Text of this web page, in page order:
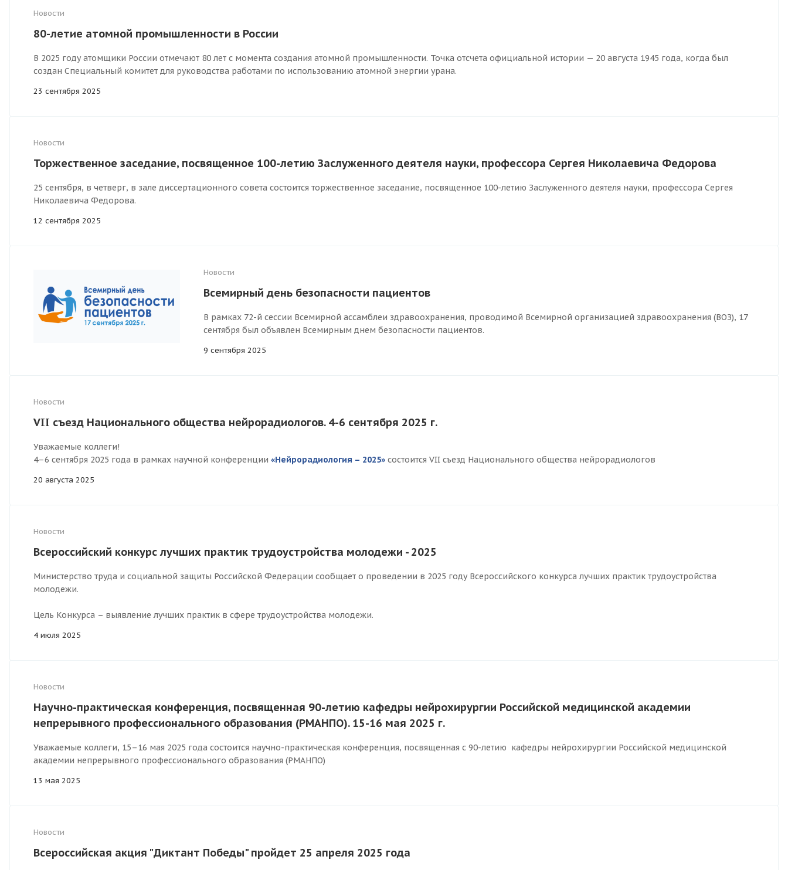
Новости
80-летие атомной промышленности в России
В 2025 году атомщики России отмечают 80 лет с момента создания атомной промышленности. Точка отсчета официальной истории — 20 августа 1945 года, когда был
создан Специальный комитет для руководства работами по использованию атомной энергии урана.
23 сентября 2025
Новости
Торжественное заседание, посвященное 100-летию Заслуженного деятеля науки, профессора Сергея Николаевича Федорова
25 сентября, в четверг, в зале диссертационного совета состоится торжественное заседание, посвященное 100-летию Заслуженного деятеля науки, профессора Сергея
Николаевича Федорова.
12 сентября 2025
Новости
Всемирный день безопасности пациентов
В рамках 72-й сессии Всемирной ассамблеи здравоохранения, проводимой Всемирной организацией здравоохранения (ВОЗ), 17
сентября был объявлен Всемирным днем безопасности пациентов.
9 сентября 2025
Новости
VII съезд Национального общества нейрорадиологов. 4-6 сентября 2025 г.
Уважаемые коллеги!
4–6 сентября 2025 года в рамках научной конференции «Нейрорадиология – 2025» состоится VII съезд Национального общества нейрорадиологов
20 августа 2025
Новости
Всероссийский конкурс лучших практик трудоустройства молодежи - 2025
Министерство труда и социальной защиты Российской Федерации сообщает о проведении в 2025 году Всероссийского конкурса лучших практик трудоустройства
молодежи.
Цель Конкурса – выявление лучших практик в сфере трудоустройства молодежи.
4 июля 2025
Новости
Научно-практическая конференция, посвященная 90-летию кафедры нейрохирургии Российской медицинской академии
непрерывного профессионального образования (РМАНПО). 15-16 мая 2025 г.
Уважаемые коллеги, 15–16 мая 2025 года состоится научно-практическая конференция, посвященная с 90-летию кафедры нейрохирургии Российской медицинской
академии непрерывного профессионального образования (РМАНПО)
13 мая 2025
Новости
Всероссийская акция "Диктант Победы" пройдет 25 апреля 2025 года